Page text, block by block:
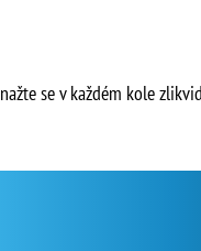
se v každém kole